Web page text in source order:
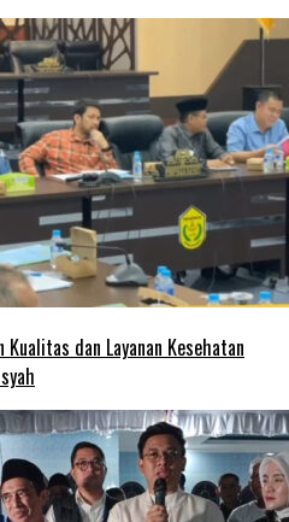
Kualitas dan Layanan Kesehatan